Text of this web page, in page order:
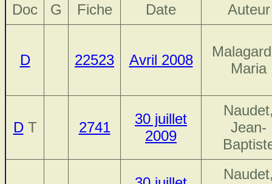
Doc G Fiche Date Auteur
D 22523 Avril 2008
Maria
DT 2741
30 juillet
2009
Jean-